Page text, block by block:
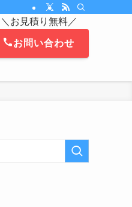
鎌倉市、寒川町、逗子市、葉山町
＼お見積り無料／
お問い合わせ